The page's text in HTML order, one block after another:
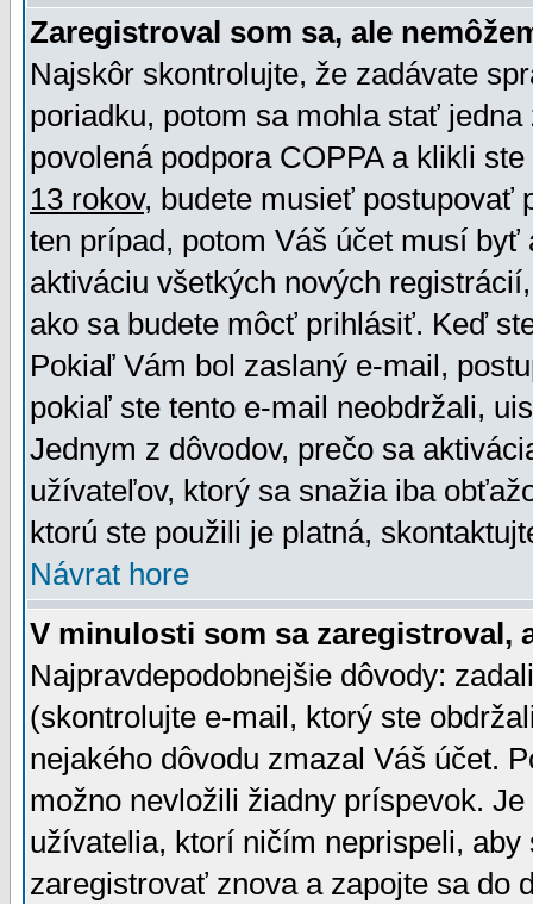
Zaregistroval som sa, ale
Najskôr skontrolujte, že zadávate
poriadku, potom sa mohla stať
povolená podpora COPPA a klikli
13 rokov, budete musieť postupovať
ten prípad, potom Váš účet musí
aktiváciu všetkých nových
ako sa budete môcť prihlásiť. Keď
Pokiaľ Vám bol zaslaný e-mail,
pokiaľ ste tento e-mail neobdržali,
Jednym z dôvodov, prečo sa
užívateľov, ktorý sa snažia iba
ktorú ste použili je platná,
Návrat hore
V minulosti som sa zaregistroval,
Najpravdepodobnejšie dôvody:
(skontrolujte e-mail, ktorý ste
nejakého dôvodu zmazal Váš účet.
možno nevložili žiadny príspevok.
užívatelia, ktorí ničím neprispeli,
zaregistrovať znova a zapojte sa do